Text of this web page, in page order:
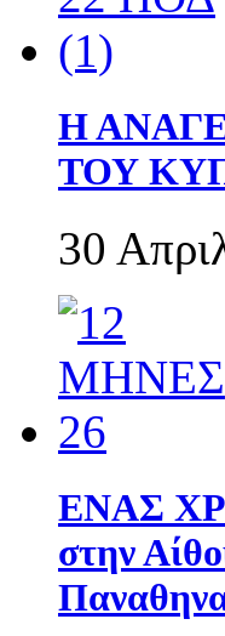
Η
ΤΟΥ
30
ΕΝΑΣ
στην